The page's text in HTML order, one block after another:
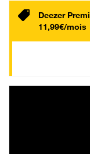
Deezer
11,99€/mois